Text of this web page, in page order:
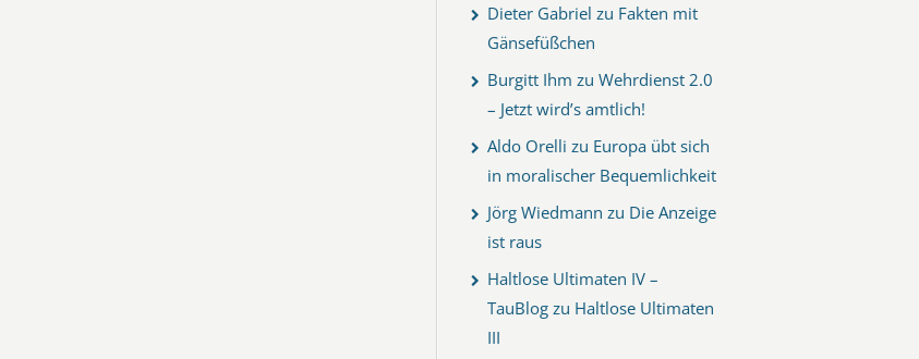
Dieter Gabriel zu Fakten mit
Gänsefüßchen
Burgitt Ihm zu Wehrdienst 2.0
– Jetzt wird’s amtlich!
Aldo Orelli zu Europa übt sich
in moralischer Bequemlichkeit
Jörg Wiedmann zu Die Anzeige
ist raus
Haltlose Ultimaten IV –
TauBlog zu Haltlose Ultimaten
III